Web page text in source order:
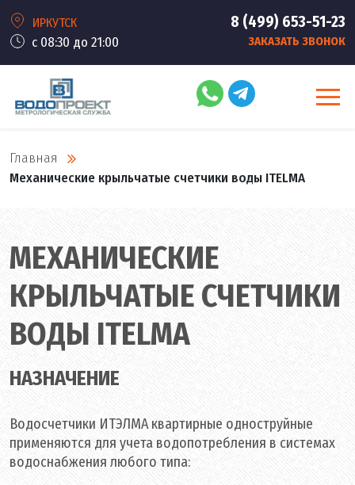
ИРКУТСК
с 08:30 до 21:00
8 (499) 653-51-23
ЗАКАЗАТЬ ЗВОНОК
Главная
Механические крыльчатые счетчики воды ITELMA
МЕХАНИЧЕСКИЕ
КРЫЛЬЧАТЫЕ СЧЕТЧИКИ
ВОДЫ ITELMA
НАЗНАЧЕНИЕ
Водосчетчики ИТЭЛМАквартирные одноструйные
применяются для учета водопотребления в системах
водоснабжения любого типа: